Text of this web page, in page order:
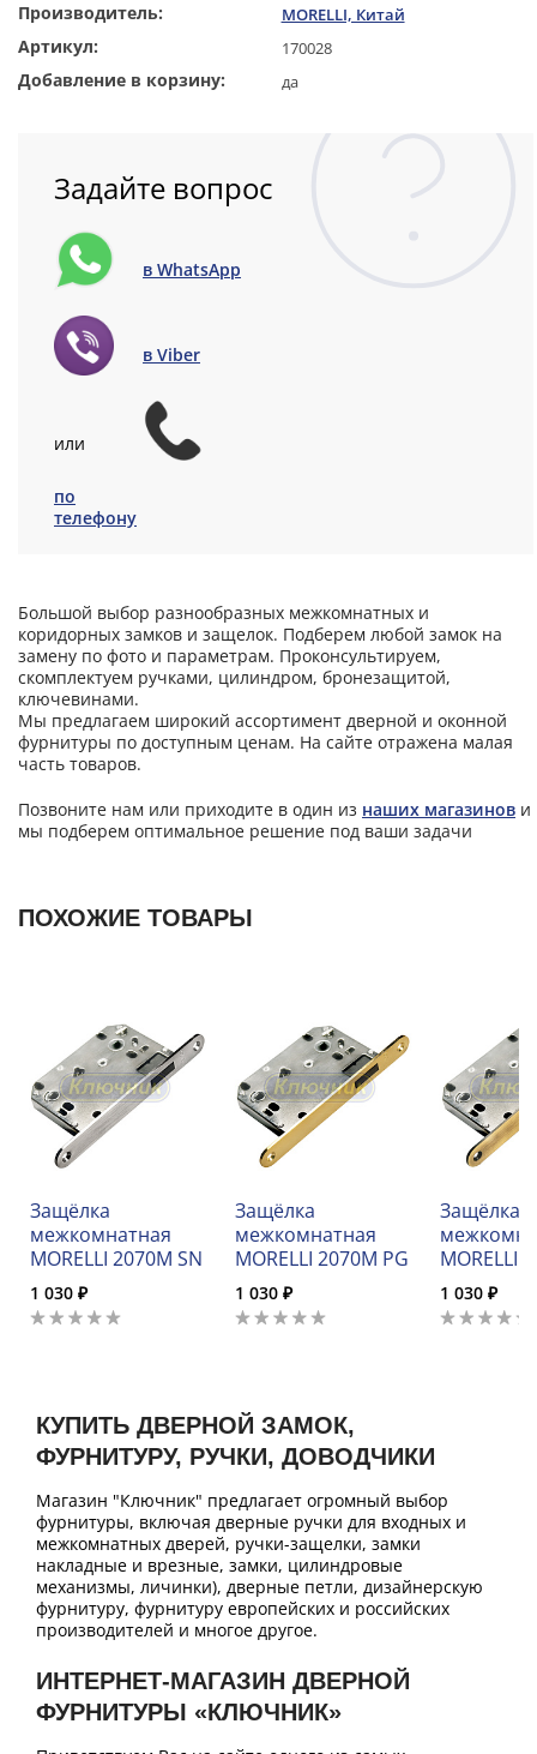
Производитель: MORELLI, Китай
Артикул: 170028
Добавление в корзину: да
Задайте вопрос
в WhatsApp
в Viber
или
по
телефону
Большой выбор разнообразных межкомнатных и
коридорных замков и защелок. Подберем любой замок на
замену по фото и параметрам. Проконсультируем,
скомплектуем ручками, цилиндром, бронезащитой,
ключевинами.
Мы предлагаем широкий ассортимент дверной и оконной
фурнитуры по доступным ценам. На сайте отражена малая
часть товаров.
Позвоните нам или приходите в один из наших магазинов и
мы подберем оптимальное решение под ваши задачи
ПОХОЖИЕ ТОВАРЫ
Защёлка
межкомнатная
MORELLI 2070M SN
1 030 ₽
Защёлка
межкомнатная
MORELLI 2070M PG
1 030 ₽
Защёлка
MORELLI
1 030 ₽
КУПИТЬ ДВЕРНОЙ ЗАМОК,
ФУРНИТУРУ, РУЧКИ, ДОВОДЧИКИ
Магазин "Ключник" предлагает огромный выбор
фурнитуры, включая дверные ручки для входных и
межкомнатных дверей, ручки-защелки, замки
накладные и врезные, замки, цилиндровые
механизмы, личинки), дверные петли, дизайнерскую
фурнитуру, фурнитуру европейских и российских
производителей и многое другое.
ИНТЕРНЕТ-МАГАЗИН ДВЕРНОЙ
ФУРНИТУРЫ «КЛЮЧНИК»